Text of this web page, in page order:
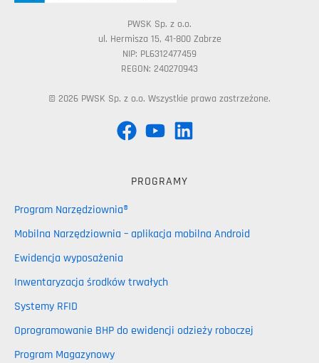
PWSK Sp. z o.o.
ul. Hermisza 15, 41-800 Zabrze
NIP: PL6312477459
REGON: 240270943
© 2026 PWSK Sp. z o.o. Wszystkie prawa zastrzeżone.
PROGRAMY
Program Narzędziownia®
Mobilna Narzędziownia – aplikacja mobilna Android
Ewidencja wyposażenia
Inwentaryzacja środków trwałych
Systemy RFID
Oprogramowanie BHP do ewidencji odzieży roboczej
Program Magazynowy